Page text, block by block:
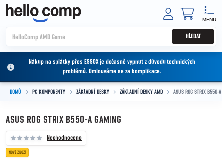
Přejít na obsah
HLEDAT
Nákup na splátky přes ESSOX je dočasně vypnut z důvodu technických
problémů. Omlouváme se za komplikace.
DOMŮ PC KOMPONENTY ZÁKLADNÍ DESKY ZÁKLADNÍ DESKY AMD ASUS ROG STRIX B550-
ASUS ROG STRIX B550-A GAMING
Neohodnoceno
NOVÉ ZBOŽÍ